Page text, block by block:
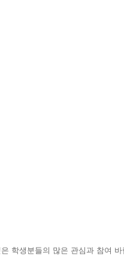
학생분들의 많은 관심과 참여